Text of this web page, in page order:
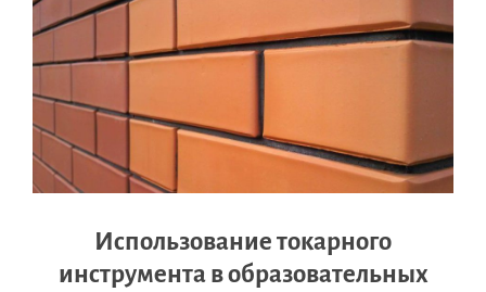
Использование токарного
инструмента в образовательных